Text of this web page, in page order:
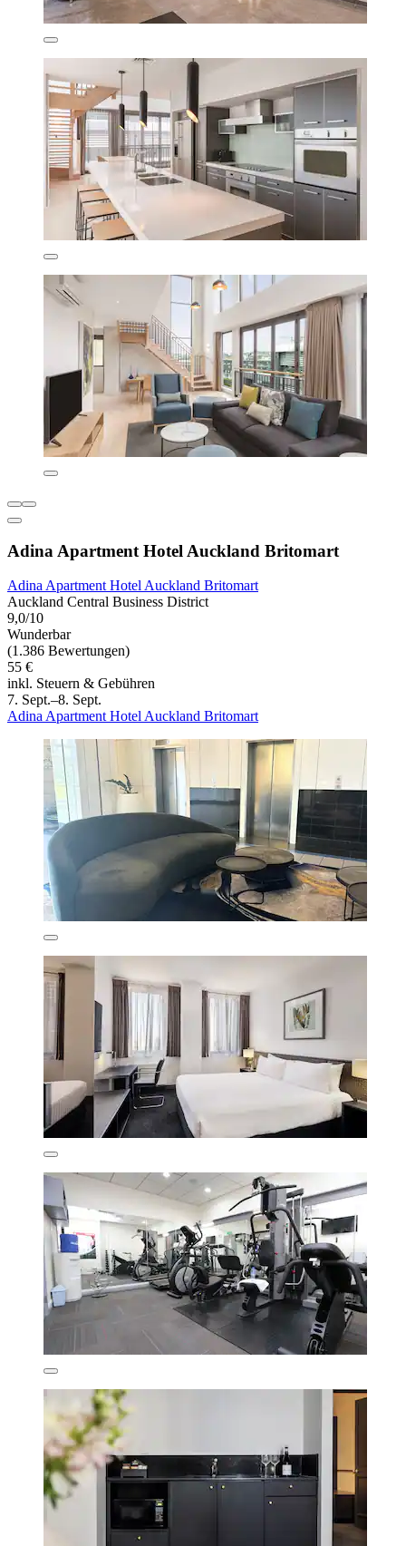
Adina Apartment Hotel Auckland Britomart
Adina Apartment Hotel Auckland Britomart
Auckland Central Business District
9,0/10
Wunderbar
(1.386 Bewertungen)
55 €
inkl. Steuern & Gebühren
7. Sept.–8. Sept.
Adina Apartment Hotel Auckland Britomart